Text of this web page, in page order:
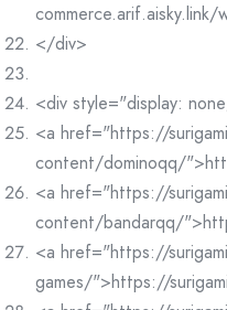
</div>
<div style="display:
<a href="https://
content/dominoqq/
<a href="https://
content/bandarqq/
<a href="https://
games/">https://